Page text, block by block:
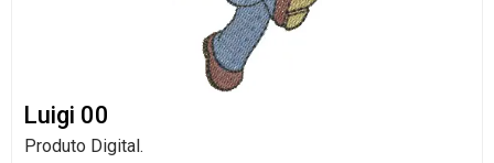
Luigi 00
Produto Digital.